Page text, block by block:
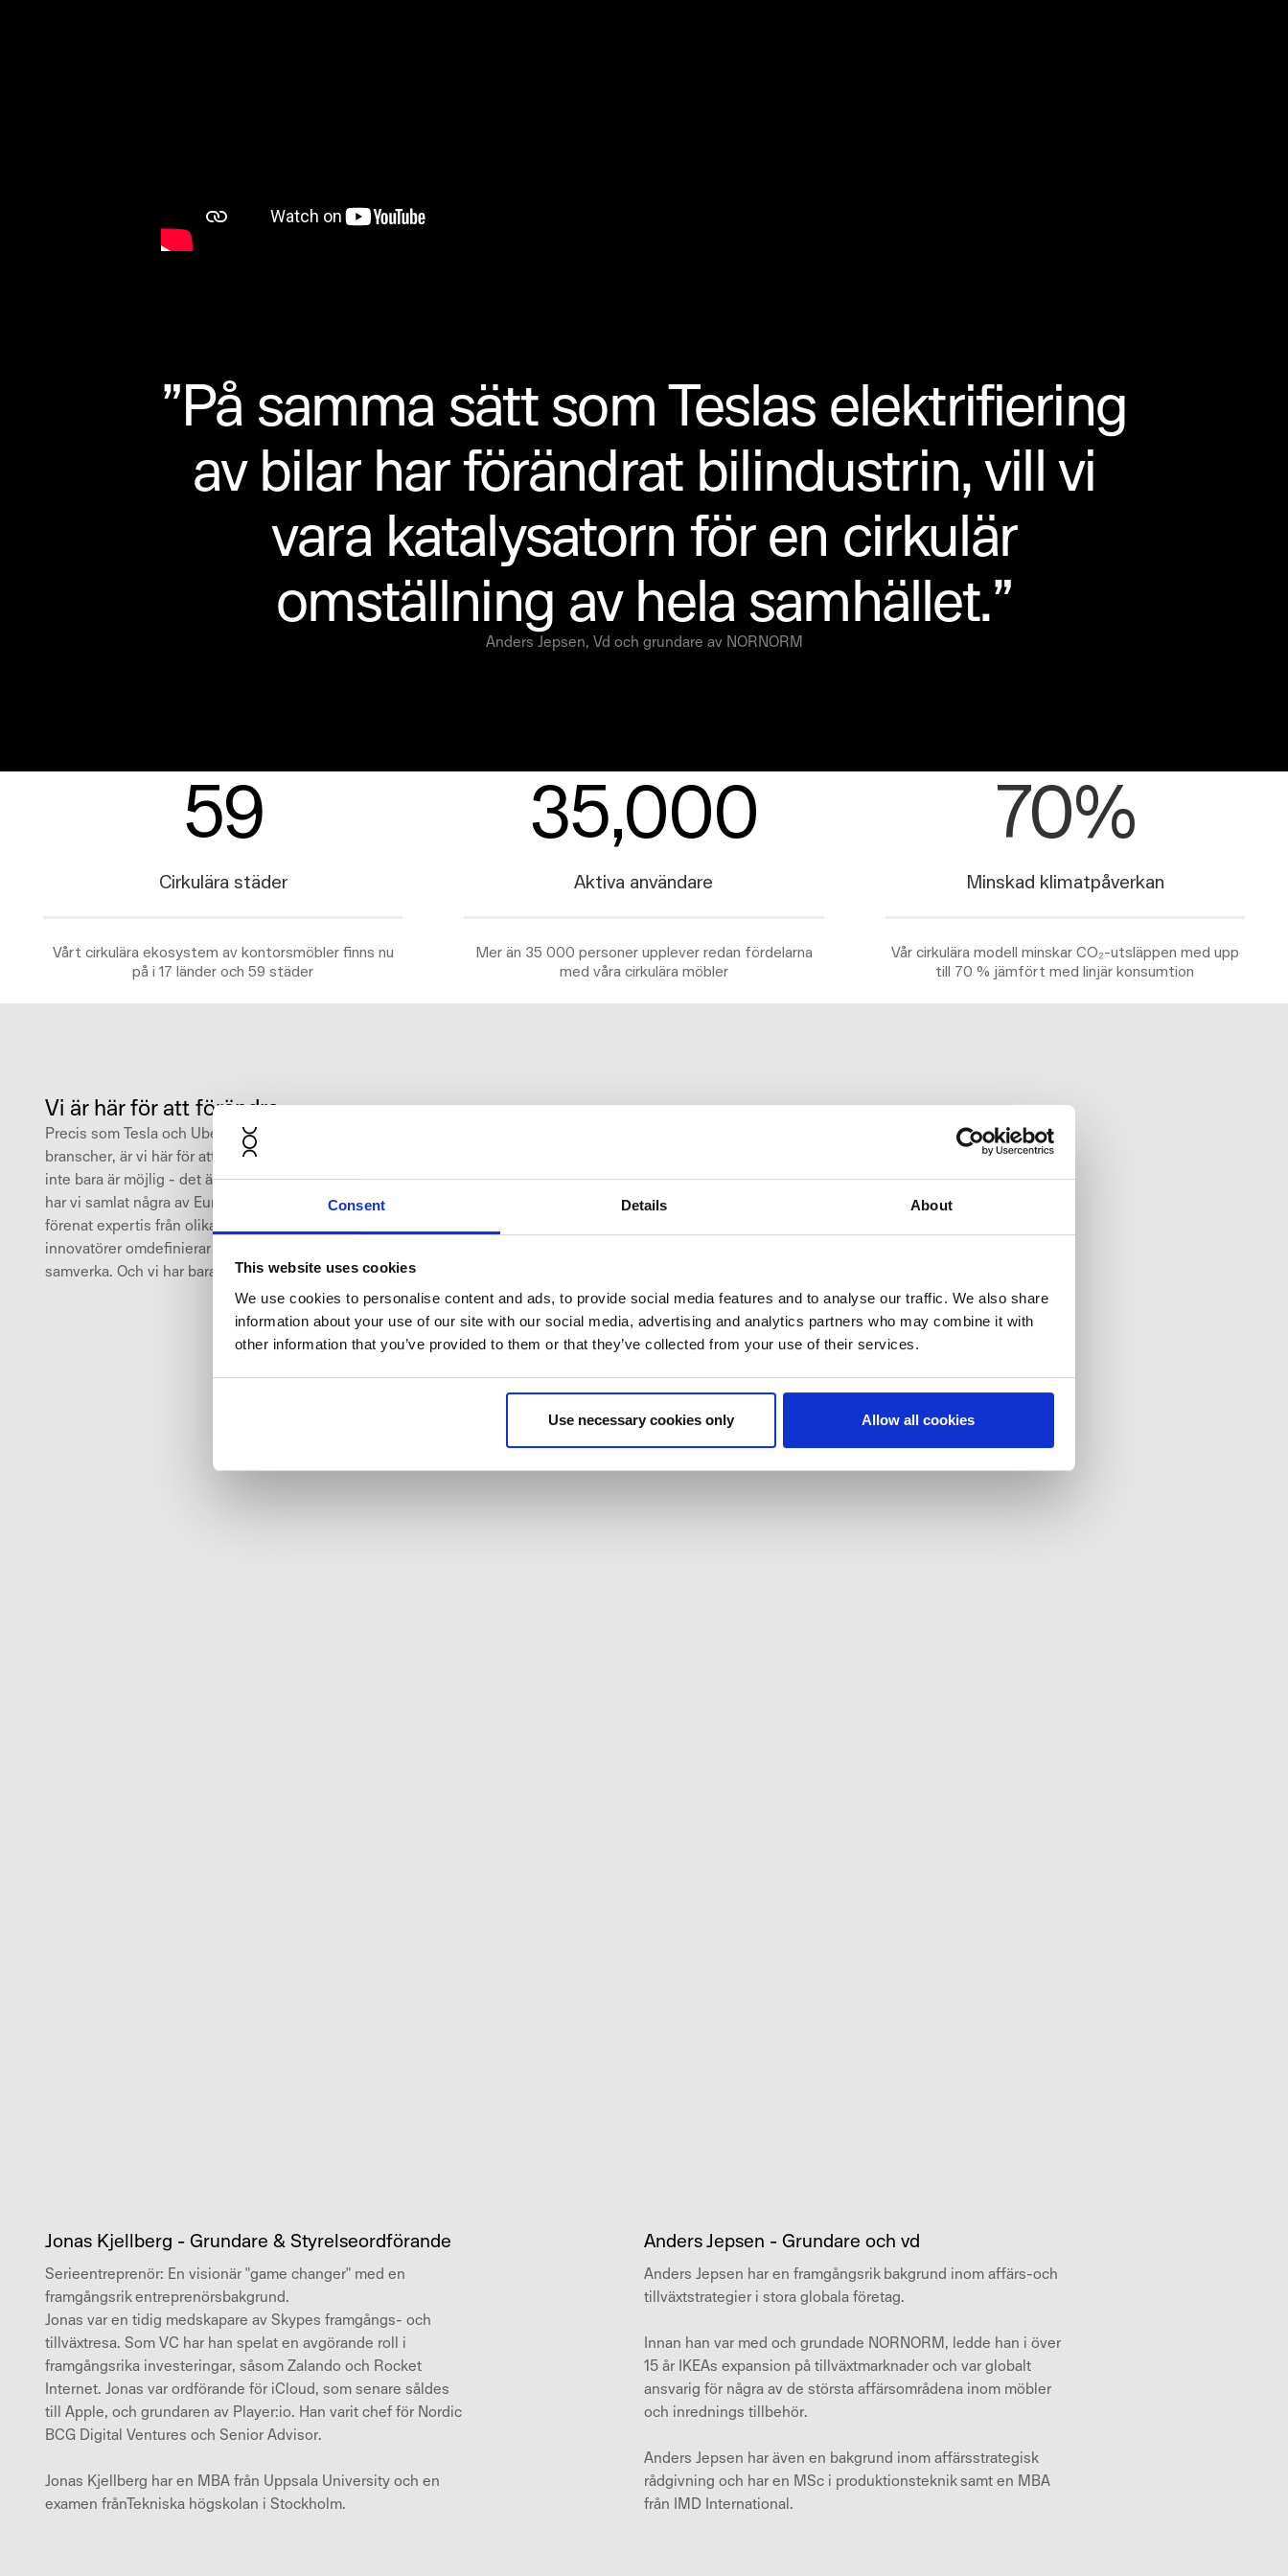
Consent Details About
This website uses cookies
We use cookies to personalise content and ads, to provide social media features and to analyse our traffic. We also share
information about your use of our site with our social media, advertising and analytics partners who may combine it with
other information that you’ve provided to them or that they’ve collected from your use of their services.
Use necessary cookies only Allow all cookies
”På samma sätt som Teslas elektrifiering
av bilar har förändrat bilindustrin, vill vi
vara katalysatorn för en cirkulär
omställning av hela samhället.”
Anders Jepsen, Vd och grundare av NORNORM
59
Cirkulära städer
Vårt cirkulära ekosystem av kontorsmöbler finns nu
på i 17 länder och 59 städer
35,000
Aktiva användare
Mer än 35 000 personer upplever redan fördelarna
med våra cirkulära möbler
70%
Minskad klimatpåverkan
Vår cirkulära modell minskar CO₂-utsläppen med upp
till 70 % jämfört med linjär konsumtion
Vi är här för att förändra
Precis som Tesla och Uber revolutionerade sina
branscher, är vi här för att bevisa att en cirkulär modell
inte bara är möjlig - det är framtiden. ‍För att uppnå detta
har vi samlat några av Europas skarpaste hjärnor och
förenat expertis från olika områden. Vårt team av
innovatörer omdefinierar hur kvalitet och hållbarhet kan
samverka. Och vi har bara börjat.
Jonas Kjellberg - Grundare & Styrelseordförande
Serieentreprenör: En visionär "game changer" med en
framgångsrik entreprenörsbakgrund.
Jonas var en tidig medskapare av Skypes framgångs- och
tillväxtresa. Som VC har han spelat en avgörande roll i
framgångsrika investeringar, såsom Zalando och Rocket
Internet. Jonas var ordförande för iCloud, som senare såldes
till Apple, och grundaren av Player:io. Han varit chef för Nordic
BCG Digital Ventures och Senior Advisor.
Jonas Kjellberg har en MBA från Uppsala University och en
examen frånTekniska högskolan i Stockholm.
Anders Jepsen - Grundare och vd
Anders Jepsen har en framgångsrik bakgrund inom affärs-och
tillväxtstrategier i stora globala företag.
Innan han var med och grundade NORNORM, ledde han i över
15 år IKEAs expansion på tillväxtmarknader och var globalt
ansvarig för några av de största affärsområdena inom möbler
och inrednings tillbehör.
Anders Jepsen har även en bakgrund inom affärsstrategisk
rådgivning och har en MSc i produktionsteknik samt en MBA
från IMD International.